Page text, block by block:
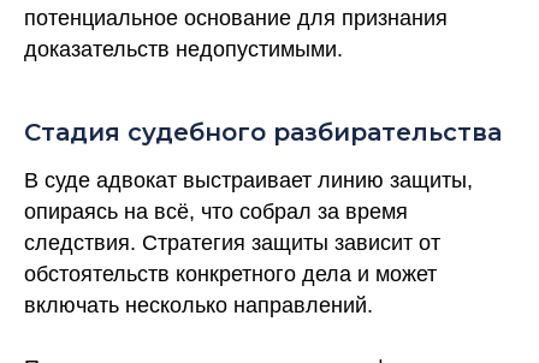
потенциальное основание для признания
доказательств недопустимыми.
Стадия судебного разбирательства
В суде адвокат выстраивает линию защиты,
опираясь на всё, что собрал за время
следствия. Стратегия защиты зависит от
обстоятельств конкретного дела и может
включать несколько направлений.